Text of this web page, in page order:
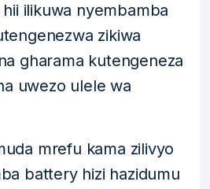
ilikuwa nyembamba
zikiwa
gharama kutengeneza
uwezo ulele wa
mrefu kama zilivyo
battery hizi hazidumu